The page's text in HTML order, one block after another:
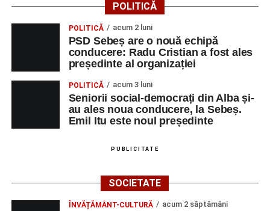
POLITICĂ
POLITICĂ acum 2 luni
PSD Sebeș are o nouă echipă
conducere: Radu Cristian a fost ales
președinte al organizației
POLITICĂ acum 3 luni
Seniorii social-democrați din Alba și-
au ales noua conducere, la Sebeș.
Emil Itu este noul președinte
PUBLICITATE
SOCIETATE
ÎNVĂȚĂMÂNT-CULTURĂ acum 2 săptămâni